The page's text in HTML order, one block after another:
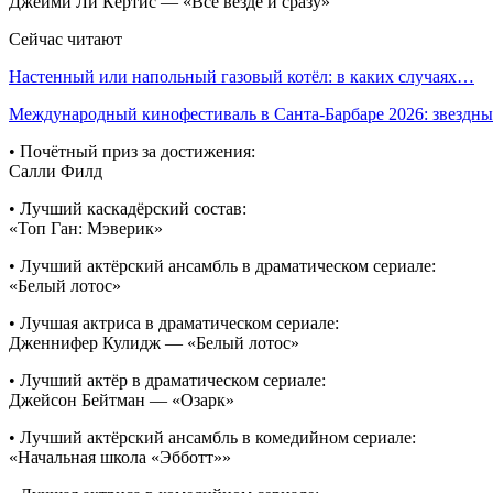
Сейчас читают
Настенный или напольный газовый котёл: в каких случаях…
Международный кинофестиваль в Санта-Барбаре 2026:
• Почётный приз за достижения:
Салли Филд
• Лучший каскадёрский состав:
«Топ Ган: Мэверик»
• Лучший актёрский ансамбль в драматическом сериале:
«Белый лотос»
• Лучшая актриса в драматическом сериале:
Дженнифер Кулидж — «Белый лотос»
• Лучший актёр в драматическом сериале:
Джейсон Бейтман — «Озарк»
• Лучший актёрский ансамбль в комедийном сериале:
«Начальная школа «Эбботт»»